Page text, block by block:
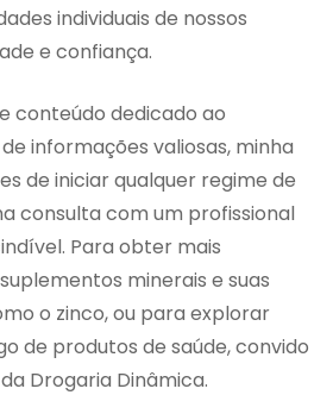
individuais de nossos
e confiança.
conteúdo dedicado ao
informações valiosas, minha
de iniciar qualquer regime de
consulta com um profissional
Para obter mais
minerais e suas
o zinco, ou para explorar
de produtos de saúde, convido
Drogaria Dinâmica.